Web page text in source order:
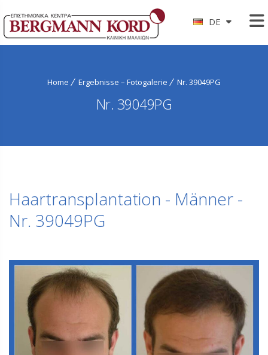
DE
Home Ergebnisse – Fotogalerie Nr. 39049PG
Nr. 39049PG
Haartransplantation - Männer -
Nr. 39049PG